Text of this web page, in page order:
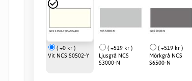
( +0 kr )
Vit NCS S0502-Y
( +519 kr )
Ljusgrå NCS
S3000-N
( +519 kr )
Mörkgrå NCS
S6500-N